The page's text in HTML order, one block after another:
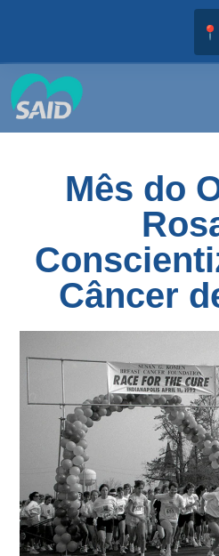
📍
Mês do
Câncer